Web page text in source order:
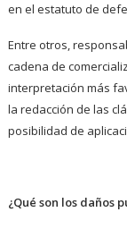
en el estatuto de
Entre otros,
cadena de
interpretación más
la redacción de las
posibilidad de
¿Qué son los daños